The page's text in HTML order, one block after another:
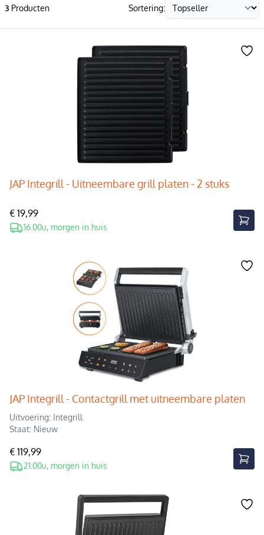
3 Producten Sortering:
JAP Integrill - Uitneembare grill platen - 2 stuks
€ 19,99
16.00u, morgen in huis
JAP Integrill - Contactgrill met uitneembare platen
Uitvoering: Integrill
Staat: Nieuw
€ 119,99
21.00u, morgen in huis